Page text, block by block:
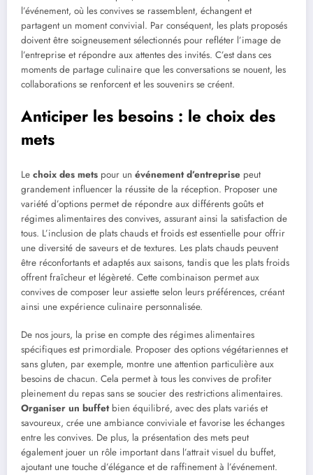
l’événement, où les convives se rassemblent, échangent et
partagent un moment convivial. Par conséquent, les plats proposés
doivent être soigneusement sélectionnés pour refléter l’image de
l’entreprise et répondre aux attentes des invités. C’est dans ces
moments de partage culinaire que les conversations se nouent, les
collaborations se renforcent et les souvenirs se créent.
Anticiper les besoins : le choix des
mets
Le choix des mets pour un événement d’entreprise peut
grandement influencer la réussite de la réception. Proposer une
variété d’options permet de répondre aux différents goûts et
régimes alimentaires des convives, assurant ainsi la satisfaction de
tous. L’inclusion de plats chauds et froids est essentielle pour offrir
une diversité de saveurs et de textures. Les plats chauds peuvent
être réconfortants et adaptés aux saisons, tandis que les plats froids
offrent fraîcheur et légèreté. Cette combinaison permet aux
convives de composer leur assiette selon leurs préférences, créant
ainsi une expérience culinaire personnalisée.
De nos jours, la prise en compte des régimes alimentaires
spécifiques est primordiale. Proposer des options végétariennes et
sans gluten, par exemple, montre une attention particulière aux
besoins de chacun. Cela permet à tous les convives de profiter
pleinement du repas sans se soucier des restrictions alimentaires.
Organiser un buffetbien équilibré, avec des plats variés et
savoureux, crée une ambiance conviviale et favorise les échanges
entre les convives. De plus, la présentation des mets peut
également jouer un rôle important dans l’attrait visuel du buffet,
ajoutant une touche d’élégance et de raffinement à l’événement.